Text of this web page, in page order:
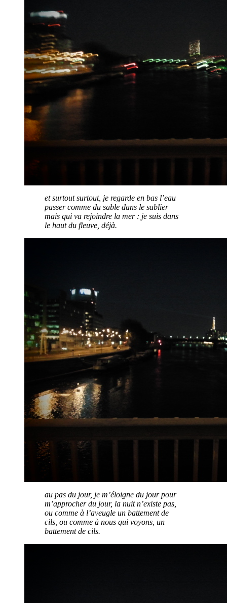
et surtout surtout, je regarde en bas l’eau
passer comme du sable dans le sablier
mais qui va rejoindre la mer : je suis dans
le haut du fleuve, déjà.
au pas du jour, je m’éloigne du jour pour
m’approcher du jour, la nuit n’existe pas,
ou comme à l’aveugle un battement de
cils, ou comme à nous qui voyons, un
battement de cils.